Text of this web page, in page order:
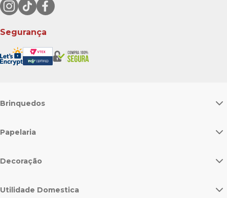
Segurança
Brinquedos
Papelaria
Decoração
Utilidade Domestica